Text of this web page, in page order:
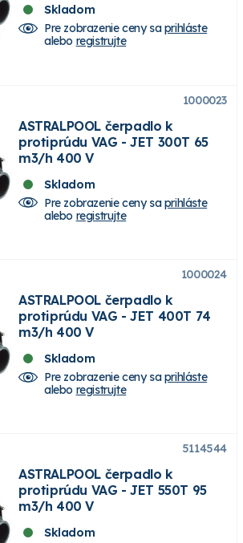
Skladom
Pre zobrazenie ceny saprihláste
alebo registrujte
1000023
ASTRALPOOL čerpadlo k
protiprúdu VAG - JET 300T 65
m3/h 400 V
Skladom
Pre zobrazenie ceny saprihláste
alebo registrujte
1000024
ASTRALPOOL čerpadlo k
protiprúdu VAG - JET 400T 74
m3/h 400 V
Skladom
Pre zobrazenie ceny saprihláste
alebo registrujte
5114544
ASTRALPOOL čerpadlo k
protiprúdu VAG - JET 550T 95
m3/h 400 V
Skladom